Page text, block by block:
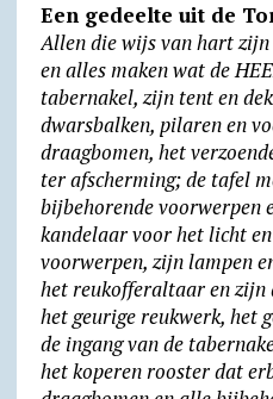
Een gedeelte uit de
Allen die wijs van hart
en alles maken wat de
tabernakel, zijn tent en
dwarsbalken, pilaren en
draagbomen, het
ter afscherming; de tafel
bijbehorende voorwerpen
kandelaar voor het licht
voorwerpen, zijn lampen
het reukofferaltaar en zijn
het geurige reukwerk, het
de ingang van de
het koperen rooster dat